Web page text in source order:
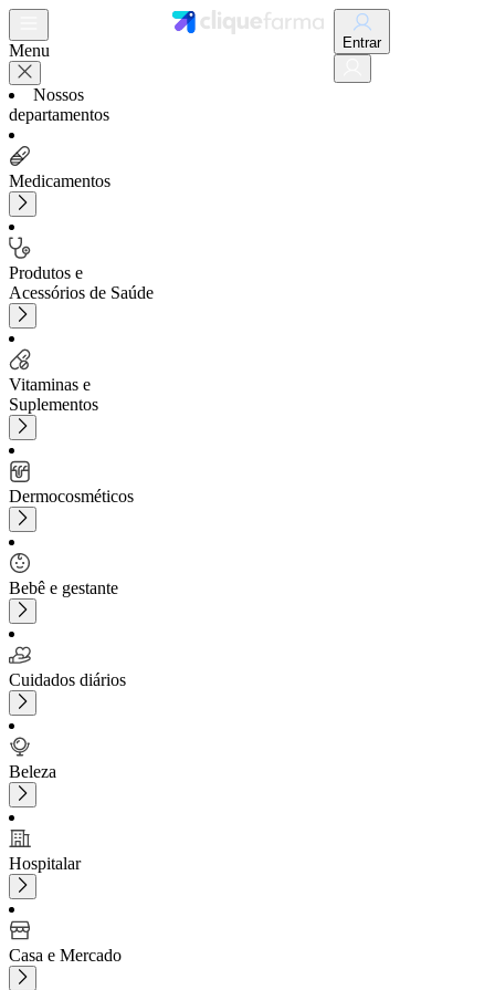
Menu
Nossos
departamentos
Medicamentos
Produtos e
Acessórios de Saúde
Vitaminas e
Suplementos
Dermocosméticos
Bebê e gestante
Cuidados diários
Beleza
Hospitalar
Casa e Mercado
Entrar